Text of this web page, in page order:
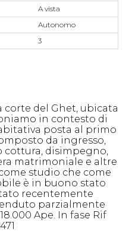
A vista
Autonomo
3
corte del Ghet, ubicata
in contesto di
posta al primo
da ingresso,
disimpegno,
matrimoniale e altre
studio che come
è in buono stato
recentemente
parzialmente
Ape. In fase Rif